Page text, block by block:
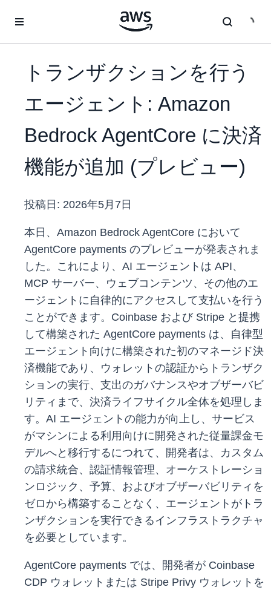
トランザクションを行う
エージェント: Amazon
Bedrock AgentCore に決済
機能が追加 (プレビュー)
投稿日: 2026年5月7日
本日、Amazon Bedrock AgentCore において
AgentCore payments のプレビューが発表されま
した。これにより、AI エージェントは API、
MCP サーバー、ウェブコンテンツ、その他のエ
ージェントに自律的にアクセスして支払いを行う
ことができます。Coinbase および Stripe と提携
して構築された AgentCore payments は、自律型
エージェント向けに構築された初のマネージド決
済機能であり、ウォレットの認証からトランザク
ションの実行、支出のガバナンスやオブザーバビ
リティまで、決済ライフサイクル全体を処理しま
す。AI エージェントの能力が向上し、サービス
がマシンによる利用向けに開発された従量課金モ
デルへと移行するにつれて、開発者は、カスタム
の請求統合、認証情報管理、オーケストレーショ
ンロジック、予算、およびオブザーバビリティを
ゼロから構築することなく、エージェントがトラ
ンザクションを実行できるインフラストラクチャ
を必要としています。
AgentCore payments では、開発者が Coinbase
CDP ウォレットまたは Stripe Privy ウォレットを